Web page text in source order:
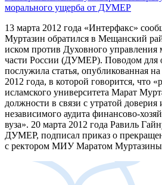
морального ущерба от ДУМЕР
13 марта 2012 года «Интерфакс»
Муртазин обратился в Мещанский
иском против Духовного управления
части России (ДУМЕР). Поводом для
послужила статья, опубликованная
2012 года, в которой говорится, что
исламского университета Марат
должности в связи с утратой доверия
независимого аудита финансово-
вуза». 20 марта 2012 года Равиль
ДУМЕР, подписал приказ о
с ректором МИУ Маратом